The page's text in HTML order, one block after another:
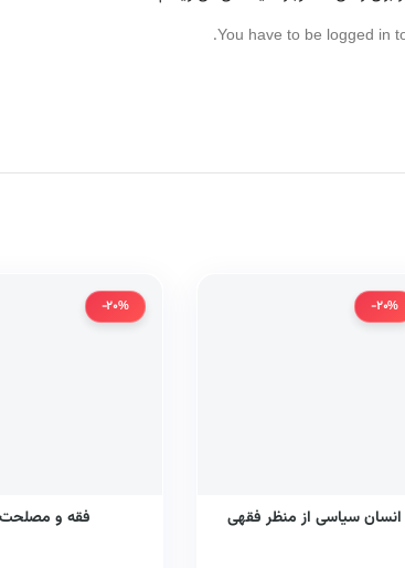
You have to be logged in
-20%
انسان سیاسی از منظر فقهی
-20%
فقه و مصلحت